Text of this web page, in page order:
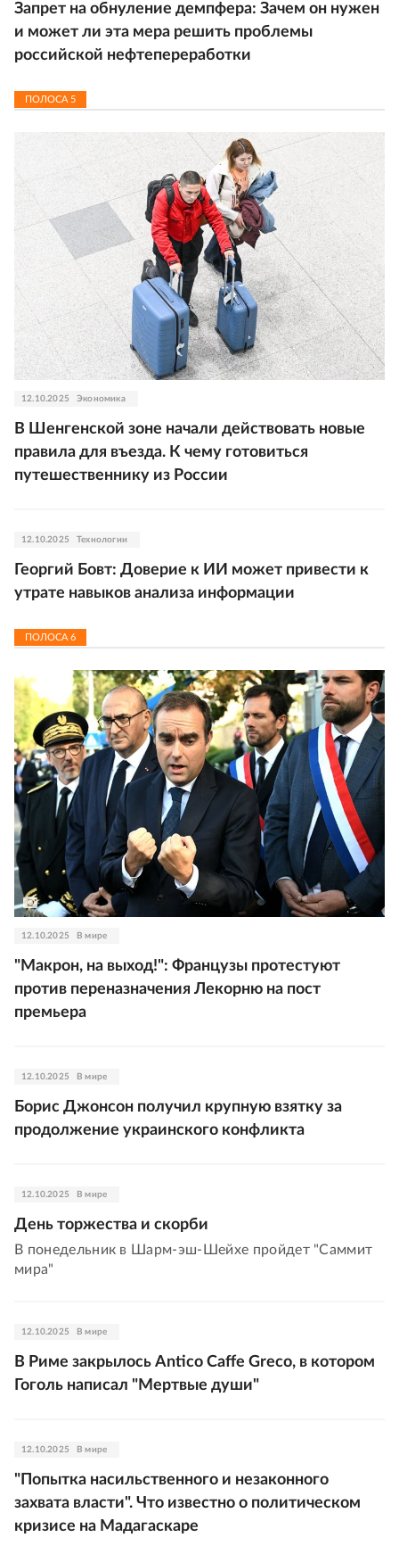
Запрет на обнуление демпфера: Зачем он нужен
и может ли эта мера решить проблемы
российской нефтепереработки
ПОЛОСА5
12.10.2025 Экономика
В Шенгенской зоне начали действовать новые
правила для въезда. К чему готовиться
путешественнику из России
12.10.2025 Технологии
Георгий Бовт: Доверие к ИИ может привести к
утрате навыков анализа информации
ПОЛОСА 6
12.10.2025 В мире
"Макрон, на выход!": Французы протестуют
против переназначения Лекорню на пост
премьера
12.10.2025 В мире
Борис Джонсон получил крупную взятку за
продолжение украинского конфликта
12.10.2025 В мире
День торжества и скорби
В понедельник в Шарм-эш-Шейхе пройдет "Саммит
мира"
12.10.2025 В мире
В Риме закрылось Antico Caffe Greco, в котором
Гоголь написал "Мертвые души"
12.10.2025 В мире
"Попытка насильственного и незаконного
захвата власти". Что известно о политическом
кризисе на Мадагаскаре